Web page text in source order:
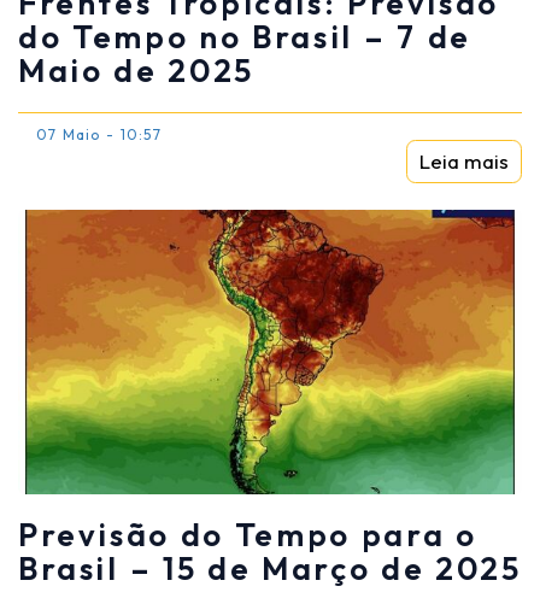
do Tempo no Brasil – 7 de
Maio de 2025
07 Maio - 10:57
Leia mais
Previsão do Tempo para o
Brasil – 15 de Março de 2025